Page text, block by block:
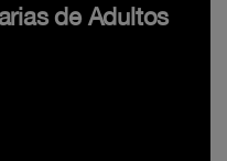
de Adultos